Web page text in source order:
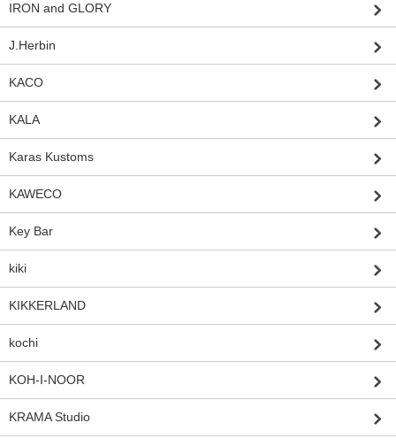
IRON and GLORY
J.Herbin
KACO
KALA
Karas Kustoms
KAWECO
Key Bar
kiki
KIKKERLAND
kochi
KOH-I-NOOR
KRAMA Studio